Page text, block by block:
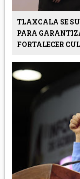
TLAXCALA SE
PARA
FORTALECER